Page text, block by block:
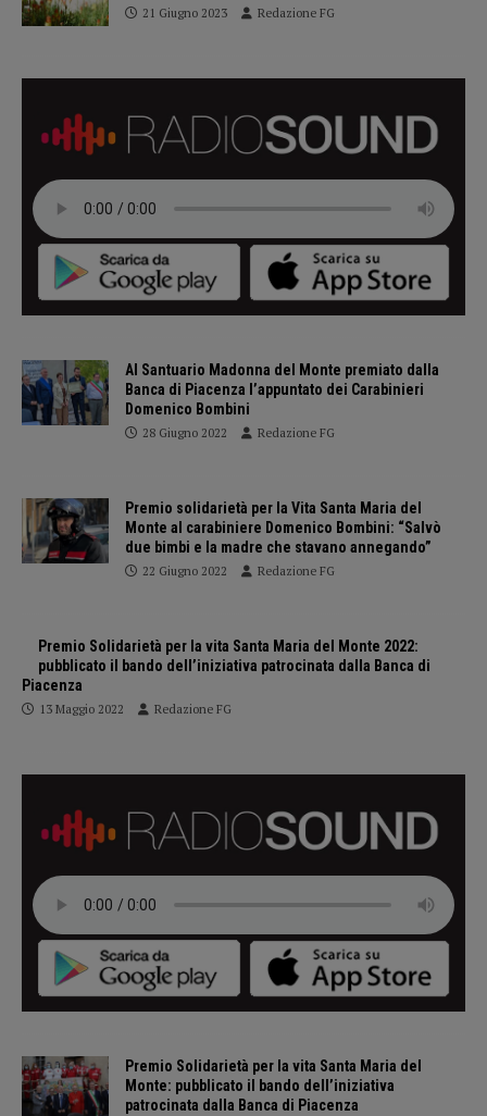
21 Giugno 2023 Redazione FG
Al Santuario Madonna del Monte premiato dalla
Banca di Piacenza l’appuntato dei Carabinieri
Domenico Bombini
28 Giugno 2022 Redazione FG
Premio solidarietà per la Vita Santa Maria del
Monte al carabiniere Domenico Bombini: “Salvò
due bimbi e la madre che stavano annegando”
22 Giugno 2022 Redazione FG
Premio Solidarietà per la vita Santa Maria del Monte 2022:
pubblicato il bando dell’iniziativa patrocinata dalla Banca di
Piacenza
13 Maggio 2022 Redazione FG
Premio Solidarietà per la vita Santa Maria del
Monte: pubblicato il bando dell’iniziativa
patrocinata dalla Banca di Piacenza